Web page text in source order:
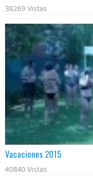
38269 Vistas
Vacaciones 2015
40840 Vistas